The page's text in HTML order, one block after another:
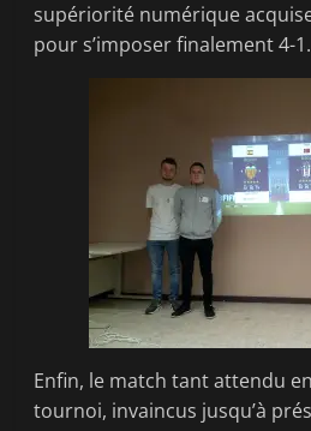
supériorité numérique
pour s’imposer finalement 4-1.
Enfin, le match tant attendu
tournoi, invaincus jusqu’à